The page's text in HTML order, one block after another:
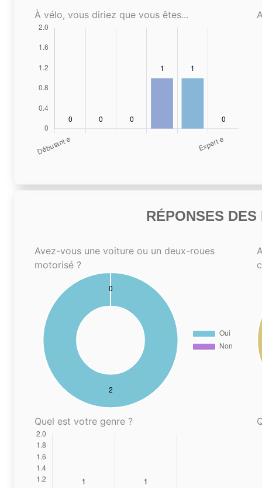
À vélo, vous diriez que vous êtes...
RÉPONSES
Avez-vous une voiture ou un deux-roues
motorisé ?
Quel est votre genre ?